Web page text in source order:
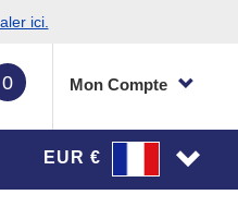
ici.
0 Mon Compte
EUR €